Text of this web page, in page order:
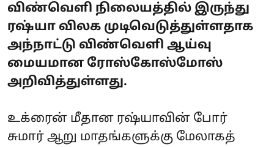
விண்வெளி நிலையத்தில் இருந்து
ரஷ்யா விலக முடிவெடுத்துள்ளதாக
அந்நாட்டு விண்வெளி ஆய்வு
மையமான ரோஸ்கோஸ்மோஸ்
அறிவித்துள்ளது.
உக்ரைன் மீதான ரஷ்யாவின் போர்
சுமார் ஆறு மாதங்களுக்கு மேலாகத்